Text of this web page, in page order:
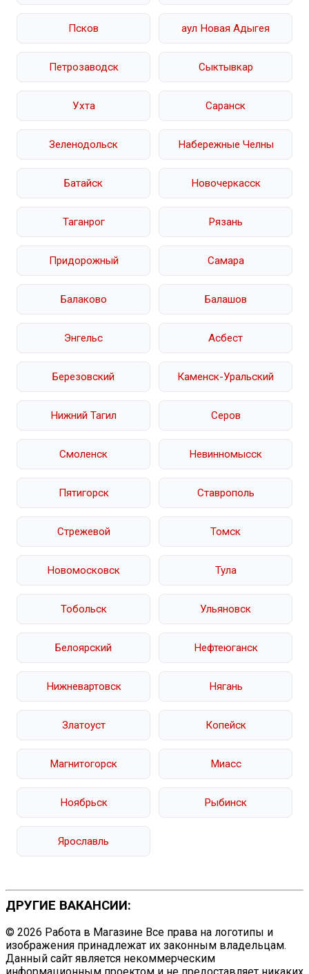
Псков аул Новая Адыгея
Петрозаводск Сыктывкар
Ухта Саранск
Зеленодольск Набережные Челны
Батайск Новочеркасск
Таганрог Рязань
Придорожный Самара
Балаково Балашов
Энгельс Асбест
Березовский Каменск-Уральский
Нижний Тагил Серов
Смоленск Невинномысск
Пятигорск Ставрополь
Стрежевой Томск
Новомосковск Тула
Тобольск Ульяновск
Белоярский Нефтеюганск
Нижневартовск Нягань
Златоуст Копейск
Магнитогорск Миасс
Ноябрьск Рыбинск
Ярославль
ДРУГИЕ ВАКАНСИИ:
© 2026 Работа в Магазине Все права на логотипы и
изображения принадлежат их законным владельцам.
Данный сайт является некоммерческим